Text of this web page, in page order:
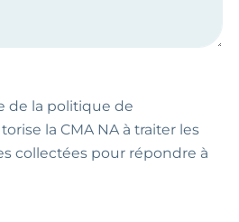
de la politique de
la CMA NA à traiter les
collectées pour répondre à